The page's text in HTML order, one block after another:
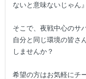
ないと意味ないじゃん
そこで、夜戦中心のサ
自分と同じ環境の皆さ
しませんか？
希望の方はお気軽にチ